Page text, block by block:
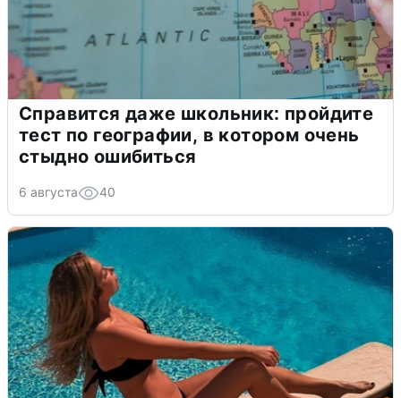
Справится даже школьник: пройдите
тест по географии, в котором очень
стыдно ошибиться
6 августа 40